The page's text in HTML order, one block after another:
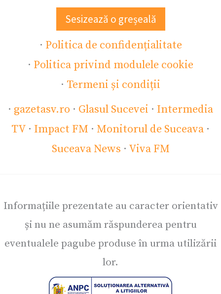
Sesizează o greșeală
· Politica de confidențialitate
· Politica privind modulele cookie
· Termeni și condiții
· gazetasv.ro · Glasul Sucevei · Intermedia
TV · Impact FM · Monitorul de Suceava ·
Suceava News · Viva FM
Informațiile prezentate au caracter orientativ
și nu ne asumăm răspunderea pentru
eventualele pagube produse în urma utilizării
lor.